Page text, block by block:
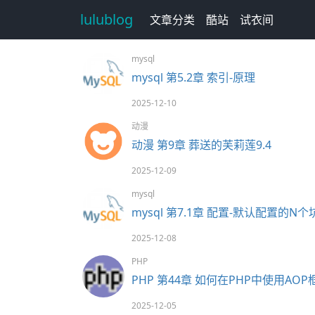
lulublog 文章分类 酷站 试衣间
mysql
mysql 第5.2章 索引-原理
2025-12-10
动漫
动漫 第9章 葬送的芙莉莲9.4
2025-12-09
mysql
mysql 第7.1章 配置-默认配置的N个
2025-12-08
PHP
PHP 第44章 如何在PHP中使用AOP
2025-12-05